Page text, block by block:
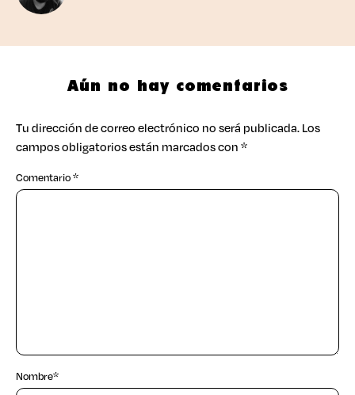
Aún no hay comentarios
Tu dirección de correo electrónico no será publicada.Los
campos obligatorios están marcados con*
Comentario*
Nombre*